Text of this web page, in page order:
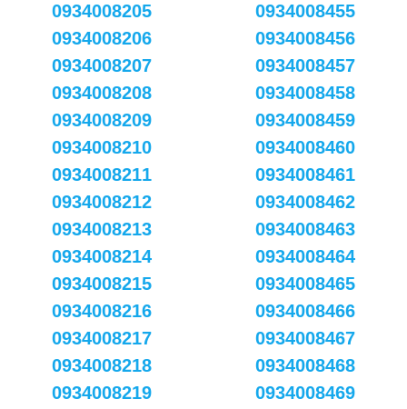
0934008205
0934008206
0934008207
0934008208
0934008209
0934008210
0934008211
0934008212
0934008213
0934008214
0934008215
0934008216
0934008217
0934008218
0934008219
0934008455
0934008456
0934008457
0934008458
0934008459
0934008460
0934008461
0934008462
0934008463
0934008464
0934008465
0934008466
0934008467
0934008468
0934008469